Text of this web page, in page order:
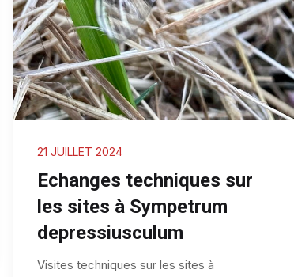
21 JUILLET 2024
Echanges techniques sur
les sites à Sympetrum
depressiusculum
Visites techniques sur les sites à